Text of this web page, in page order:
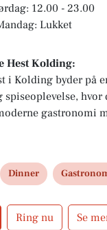
12.00 - 23.00
Lukket
Hest Kolding:
i Kolding byder på
hvor
gastronomi
eller særlige
omgivelser. Perfekt
på smag,
og smag
Dinner
Ring nu Se